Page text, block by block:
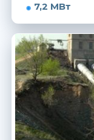
7,2 МВт